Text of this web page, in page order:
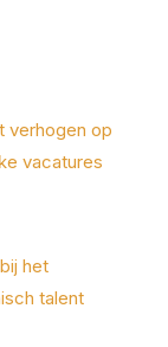
verhogen op
vacatures
het
talent